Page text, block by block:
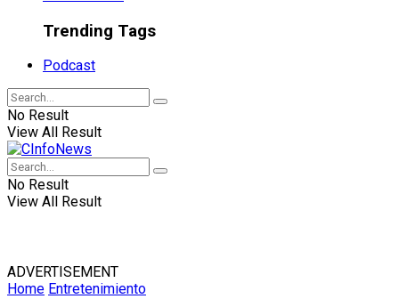
Trending Tags
Podcast
No Result
View All Result
No Result
View All Result
ADVERTISEMENT
Home Entretenimiento